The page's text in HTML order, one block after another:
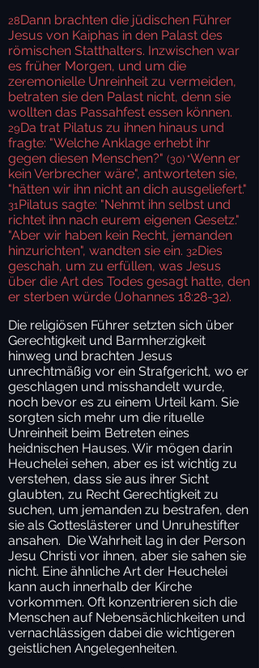
28Dann brachten die jüdischen Führer
Jesus von Kaiphas in den Palast des
römischen Statthalters. Inzwischen war
es früher Morgen, und um die
zeremonielle Unreinheit zu vermeiden,
betraten sie den Palast nicht, denn sie
wollten das Passahfest essen können.
29Da trat Pilatus zu ihnen hinaus und
fragte: "Welche Anklage erhebt ihr
gegen diesen Menschen?" (30) "Wenn er
kein Verbrecher wäre", antworteten sie,
"hätten wir ihn nicht an dich ausgeliefert."
31Pilatus sagte: "Nehmt ihn selbst und
richtet ihn nach eurem eigenen Gesetz."
"Aber wir haben kein Recht, jemanden
hinzurichten", wandten sie ein. 32Dies
geschah, um zu erfüllen, was Jesus
über die Art des Todes gesagt hatte, den
er sterben würde (Johannes 18:28-32).
Die religiösen Führer setzten sich über
Gerechtigkeit und Barmherzigkeit
hinweg und brachten Jesus
unrechtmäßig vor ein Strafgericht, wo er
geschlagen und misshandelt wurde,
noch bevor es zu einem Urteil kam. Sie
sorgten sich mehr um die rituelle
Unreinheit beim Betreten eines
heidnischen Hauses. Wir mögen darin
Heuchelei sehen, aber es ist wichtig zu
verstehen, dass sie aus ihrer Sicht
glaubten, zu Recht Gerechtigkeit zu
suchen, um jemanden zu bestrafen, den
sie als Gotteslästerer und Unruhestifter
ansahen. Die Wahrheit lag in der Person
Jesu Christi vor ihnen, aber sie sahen sie
nicht. Eine ähnliche Art der Heuchelei
kann auch innerhalb der Kirche
vorkommen. Oft konzentrieren sich die
Menschen auf Nebensächlichkeiten und
vernachlässigen dabei die wichtigeren
geistlichen Angelegenheiten.